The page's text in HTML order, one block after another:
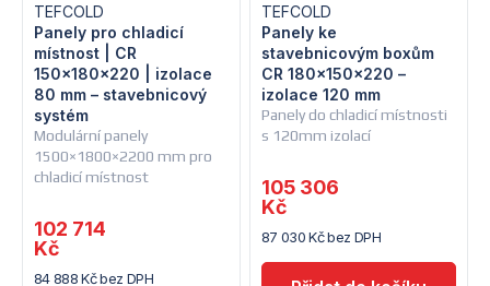
Modulární panely
1500×1800×2200 mm pro
chladicí místnost
Panely pro chladicí
místnost | CR
150×180×220 | izolace
80 mm – stavebnicový
systém
TEFCOLD
84 888 Kč bez DPH
102 714
Kč
Panely do chladicí místnosti
s 120mm izolací
Panely ke
stavebnicovým boxům
CR 180x150x220 –
izolace 120 mm
TEFCOLD
87 030 Kč bez DPH
105 306
Kč